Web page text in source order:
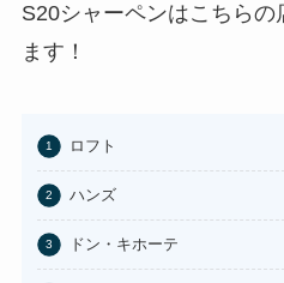
S20シャーペンはこちらの
ます！
ロフト
ハンズ
ドン・キホーテ